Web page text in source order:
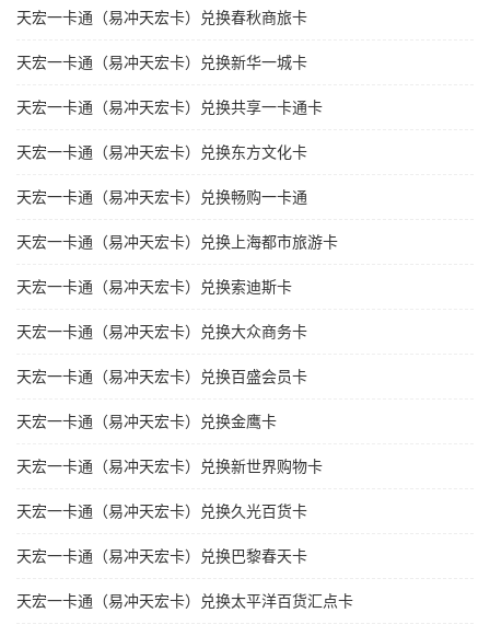
天宏一卡通（易冲天宏卡）兑换春秋商旅卡
天宏一卡通（易冲天宏卡）兑换新华一城卡
天宏一卡通（易冲天宏卡）兑换共享一卡通卡
天宏一卡通（易冲天宏卡）兑换东方文化卡
天宏一卡通（易冲天宏卡）兑换畅购一卡通
天宏一卡通（易冲天宏卡）兑换上海都市旅游卡
天宏一卡通（易冲天宏卡）兑换索迪斯卡
天宏一卡通（易冲天宏卡）兑换大众商务卡
天宏一卡通（易冲天宏卡）兑换百盛会员卡
天宏一卡通（易冲天宏卡）兑换金鹰卡
天宏一卡通（易冲天宏卡）兑换新世界购物卡
天宏一卡通（易冲天宏卡）兑换久光百货卡
天宏一卡通（易冲天宏卡）兑换巴黎春天卡
天宏一卡通（易冲天宏卡）兑换太平洋百货汇点卡